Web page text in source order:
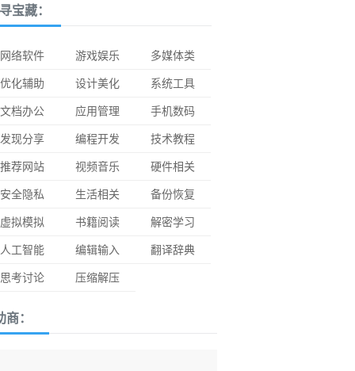
宝藏：
网络软件 游戏娱乐
多媒体类
优化辅助
设计美化
系统工具
文档办公
应用管理
手机数码
发现分享
编程开发
技术教程
推荐网站
视频音乐
硬件相关
安全隐私
生活相关
备份恢复
虚拟模拟
书籍阅读
解密学习
人工智能
编辑输入
翻译辞典
思考讨论
压缩解压
商：